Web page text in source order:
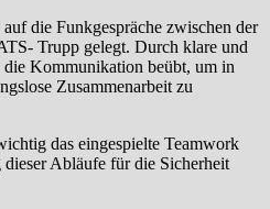
die Funkgespräche zwischen der
Trupp gelegt. Durch klare und
Kommunikation beübt, um in
Zusammenarbeit zu
das eingespielte Teamwork
Abläufe für die Sicherheit